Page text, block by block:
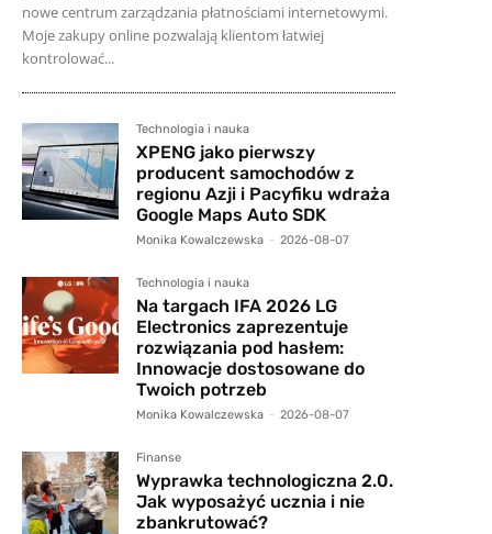
nowe centrum zarządzania płatnościami internetowymi.
Moje zakupy online pozwalają klientom łatwiej
kontrolować...
Technologia i nauka
XPENG jako pierwszy
producent samochodów z
regionu Azji i Pacyfiku wdraża
Google Maps Auto SDK
Monika Kowalczewska - 2026-08-07
Technologia i nauka
Na targach IFA 2026 LG
Electronics zaprezentuje
rozwiązania pod hasłem:
Innowacje dostosowane do
Twoich potrzeb
Monika Kowalczewska - 2026-08-07
Finanse
Wyprawka technologiczna 2.0.
Jak wyposażyć ucznia i nie
zbankrutować?